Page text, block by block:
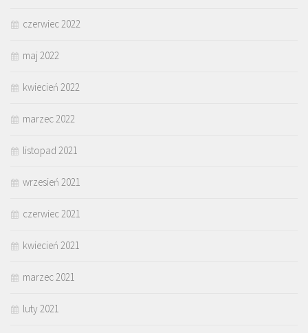
czerwiec 2022
maj 2022
kwiecień 2022
marzec 2022
listopad 2021
wrzesień 2021
czerwiec 2021
kwiecień 2021
marzec 2021
luty 2021